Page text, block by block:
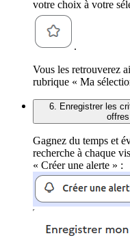
votre choix à votre
.
Vous les retrouverez
rubrique « Ma
6. Enregistrer les
Gagnez du temps et
recherche à chaque
« Créer une alerte » :